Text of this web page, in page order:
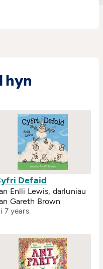
hyn
Defaid
Enlli Lewis, darluniau
Gareth Brown
7 years